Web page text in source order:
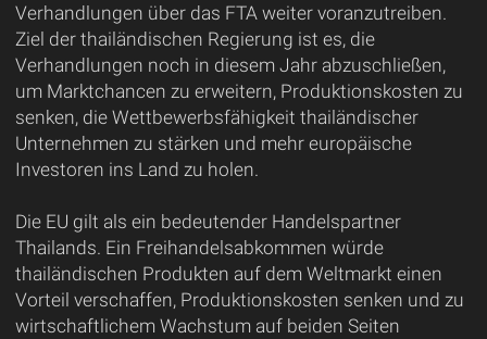
Verhandlungen über das FTA weiter voranzutreiben.
Ziel der thailändischen Regierung ist es, die
Verhandlungen noch in diesem Jahr abzuschließen,
um Marktchancen zu erweitern, Produktionskosten zu
senken, die Wettbewerbsfähigkeit thailändischer
Unternehmen zu stärken und mehr europäische
Investoren ins Land zu holen.
Die EU gilt als ein bedeutender Handelspartner
Thailands. Ein Freihandelsabkommen würde
thailändischen Produkten auf dem Weltmarkt einen
Vorteil verschaffen, Produktionskosten senken und zu
wirtschaftlichem Wachstum auf beiden Seiten